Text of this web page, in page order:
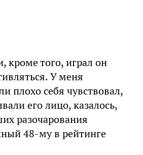
кроме того, играл он
У меня
плохо себя чувствовал,
его лицо, казалось,
разочарования
48-му в рейтинге